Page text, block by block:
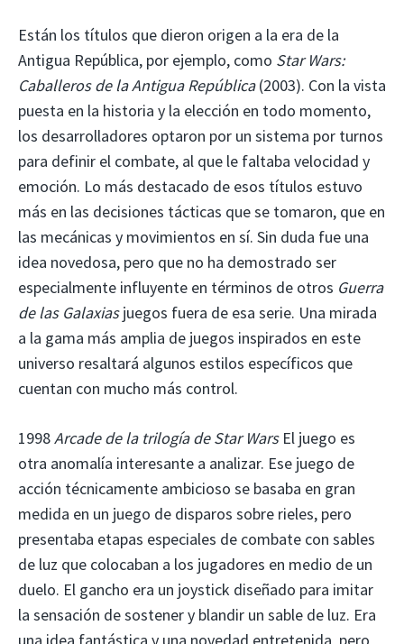
Están los títulos que dieron origen a la era de la
Antigua República, por ejemplo, como Star Wars:
Caballeros de la Antigua República(2003). Con la vista
puesta en la historia y la elección en todo momento,
los desarrolladores optaron por un sistema por turnos
para definir el combate, al que le faltaba velocidad y
emoción. Lo más destacado de esos títulos estuvo
más en las decisiones tácticas que se tomaron, que en
las mecánicas y movimientos en sí. Sin duda fue una
idea novedosa, pero que no ha demostrado ser
especialmente influyente en términos de otros Guerra
de las Galaxiasjuegos fuera de esa serie. Una mirada
a la gama más amplia de juegos inspirados en este
universo resaltará algunos estilos específicos que
cuentan con mucho más control.
1998Arcade de la trilogía de Star Wars El juego es
otra anomalía interesante a analizar. Ese juego de
acción técnicamente ambicioso se basaba en gran
medida en un juego de disparos sobre rieles, pero
presentaba etapas especiales de combate con sables
de luz que colocaban a los jugadores en medio de un
duelo. El gancho era un joystick diseñado para imitar
la sensación de sostener y blandir un sable de luz. Era
una idea fantástica y una novedad entretenida, pero